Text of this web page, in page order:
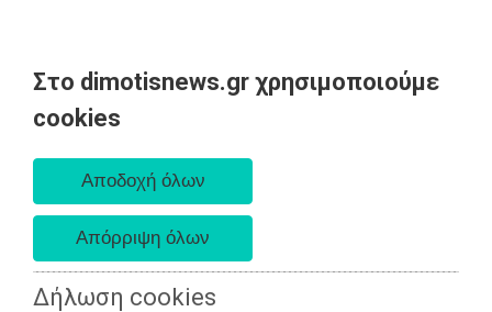
Στο dimotisnews.gr χρησιμοποιούμε
cookies
Δήλωση cookies
AΡΧΙΚΗ
ΕΙΔΗΣΕΙΣ
ΠΟΛΙΤΙΚΗ
ΤΟΠΙΚΗ
ΑΥΤΟΔΙΟΙΚΗΣΗ